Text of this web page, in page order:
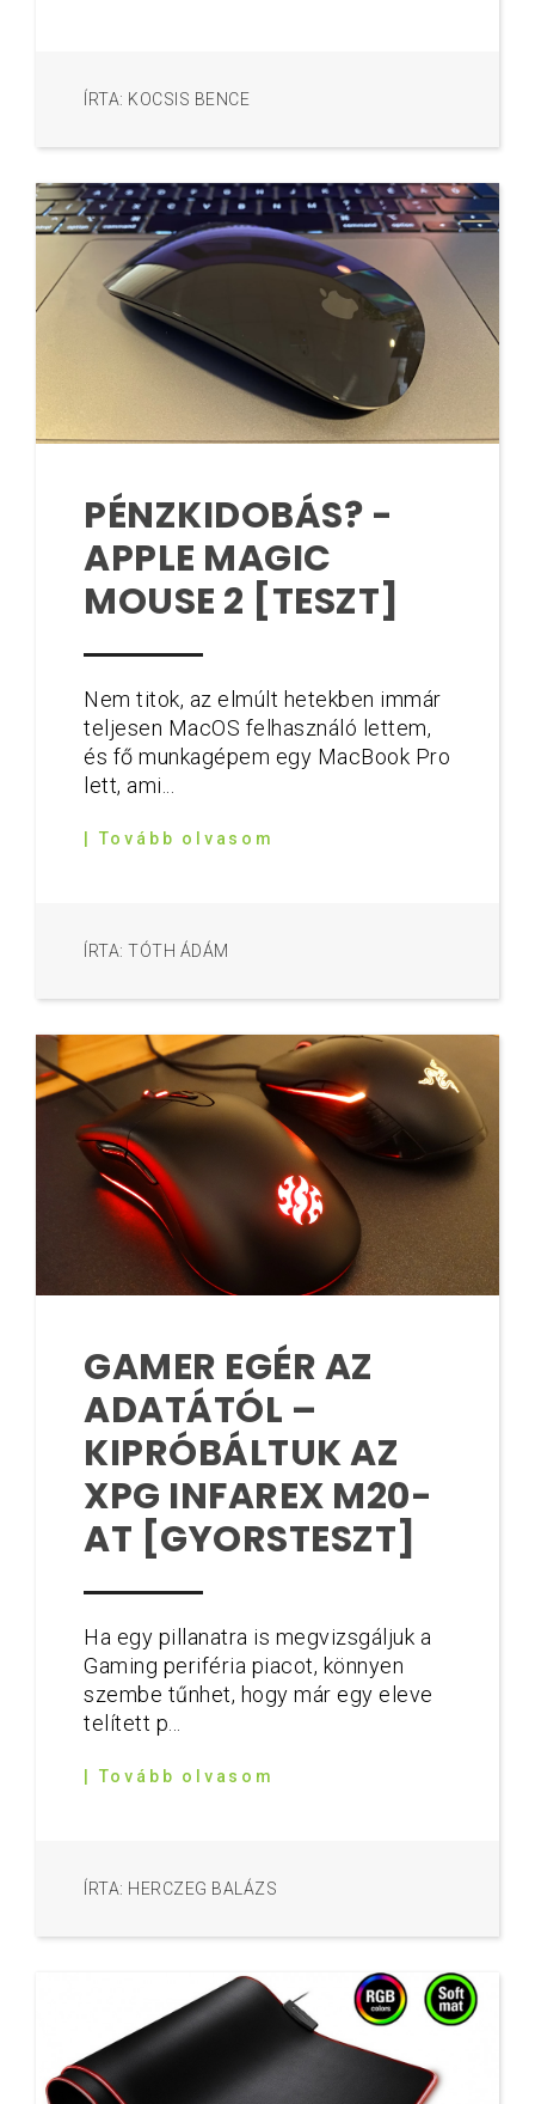
ÍRTA: KOCSIS BENCE
PÉNZKIDOBÁS? -
APPLE MAGIC
MOUSE 2 [TESZT]
Nem titok, az elmúlt hetekben immár
teljesen MacOS felhasználó lettem,
és fő munkagépem egy MacBook Pro
lett, ami...
| Tovább olvasom
ÍRTA: TÓTH ÁDÁM
GAMER EGÉR AZ
ADATÁTÓL –
KIPRÓBÁLTUK AZ
XPG INFAREX M20-
AT [GYORSTESZT]
Ha egy pillanatra is megvizsgáljuk a
Gaming periféria piacot, könnyen
szembe tűnhet, hogy már egy eleve
telített p...
| Tovább olvasom
ÍRTA: HERCZEG BALÁZS